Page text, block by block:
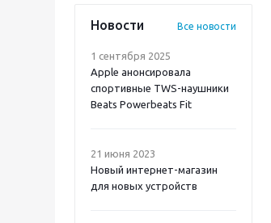
Новости Все новости
1 сентября 2025
Apple анонсировала
спортивные TWS-наушники
Beats Powerbeats Fit
21 июня 2023
Новый интернет-магазин
для новых устройств